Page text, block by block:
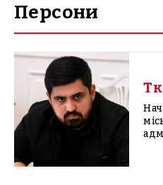
Персони